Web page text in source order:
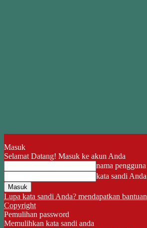
Masuk
Selamat Datang! Masuk ke akun Anda
nama pengguna
kata sandi Anda
Lupa kata sandi Anda? mendapatkan bantuan
Copyright
Pemulihan password
Memulihkan kata sandi anda